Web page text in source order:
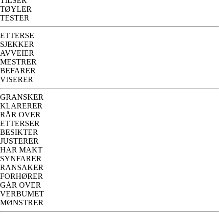
TØYLER
TESTER
ETTERSE
SJEKKER
AVVEIER
MESTRER
BEFARER
VISERER
GRANSKER
KLARERER
RÅR OVER
ETTERSER
BESIKTER
JUSTERER
HAR MAKT
SYNFARER
RANSAKER
FORHØRER
GÅR OVER
VERBUMET
MØNSTRER